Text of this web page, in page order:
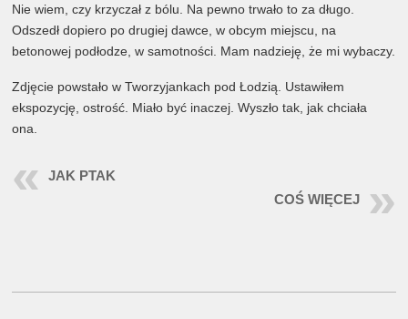
Nie wiem, czy krzyczał z bólu. Na pewno trwało to za długo.
Odszedł dopiero po drugiej dawce, w obcym miejscu, na
betonowej podłodze, w samotności. Mam nadzieję, że mi wybaczy.
Zdjęcie powstało w Tworzyjankach pod Łodzią. Ustawiłem
ekspozycję, ostrość. Miało być inaczej. Wyszło tak, jak chciała
ona.
JAK PTAK
COŚ WIĘCEJ